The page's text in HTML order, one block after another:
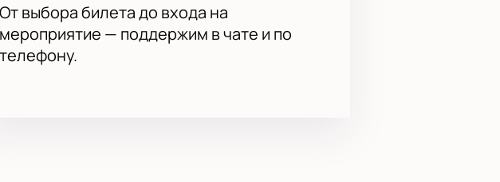
От выбора билета до входа на
мероприятие — поддержим в чате и по
телефону.